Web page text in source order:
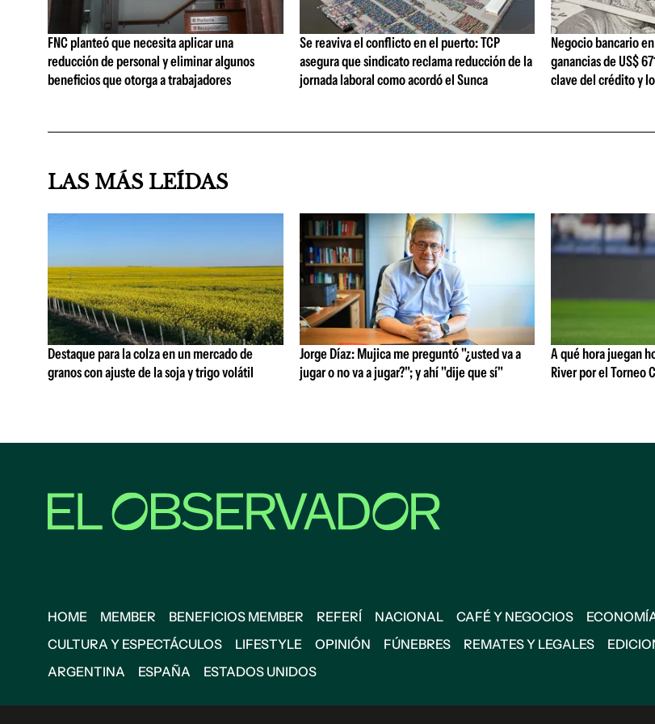
FNC planteó que necesita aplicar una
reducción de personal y eliminar algunos
beneficios que otorga a trabajadores
Se reaviva el conflicto en el puerto: TCP
asegura que sindicato reclama reducción de la
jornada laboral como acordó el Sunca
Negocio bancario
ganancias de US$
clave del crédito y
LAS MÁS LEÍDAS
Destaque para la colza en un mercado de
granos con ajuste de la soja y trigo volátil
Jorge Díaz: Mujica me preguntó "¿usted va a
jugar o no va a jugar?"; y ahí "dije que sí"
A qué hora juegan
River por el Torneo
HOME MEMBER BENEFICIOS MEMBER REFERÍ NACIONAL CAFÉ Y NEGOCIOS
CULTURA Y ESPECTÁCULOS
LIFESTYLE OPINIÓN FÚNEBRES REMATES Y LEGALES
ARGENTINA
ESPAÑA ESTADOS UNIDOS